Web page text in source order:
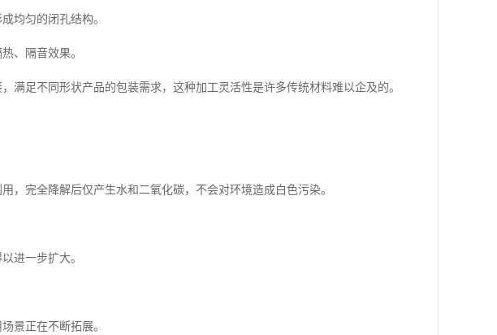
均匀的闭孔结构。
、隔音效果。
满足不同形状产品的包装需求，这种加工灵活性是许多传统材料难以企及的。
，完全降解后仅产生水和二氧化碳，不会对环境造成白色污染。
进一步扩大。
景正在不断拓展。